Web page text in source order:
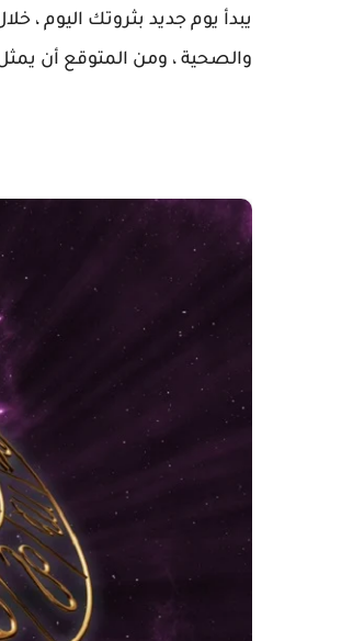
يبدأ يوم جديد بثروتك اليوم ،
والصحية ، ومن المتوقع أن يمثل